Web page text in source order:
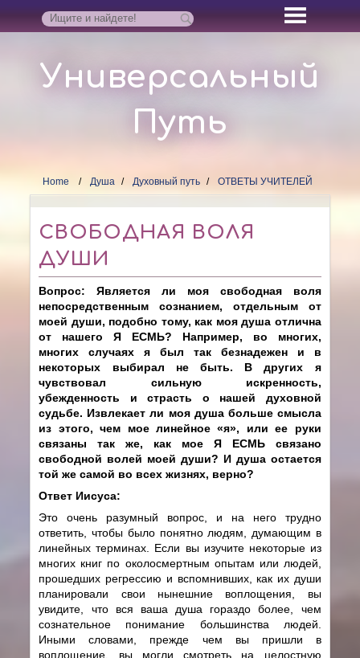
Универсальный
Путь
Home Душа Духовный путь ОТВЕТЫ УЧИТЕЛЕЙ
СВОБОДНАЯ ВОЛЯ
ДУШИ
Вопрос: Является ли моя свободная воля
непосредственным сознанием, отдельным от
моей души, подобно тому, как моя душа отлична
от нашего Я ЕСМЬ? Например, во многих,
многих случаях я был так безнадежен и в
некоторых выбирал не быть. В других я
чувствовал сильную искренность,
убежденность и страсть о нашей духовной
судьбе. Извлекает ли моя душа больше смысла
из этого, чем мое линейное «я», или ее руки
связаны так же, как мое Я ЕСМЬ связано
свободной волей моей души? И душа остается
той же самой во всех жизнях, верно?
Ответ Иисуса:
Это очень разумный вопрос, и на него трудно
ответить, чтобы было понятно людям, думающим в
линейных терминах. Если вы изучите некоторые из
многих книг по околосмертным опытам или людей,
прошедших регрессию и вспомнивших, как их души
планировали свои нынешние воплощения, вы
увидите, что вся ваша душа гораздо более, чем
сознательное понимание большинства людей.
Иными словами, прежде чем вы пришли в
воплощение, вы могли смотреть на целостную